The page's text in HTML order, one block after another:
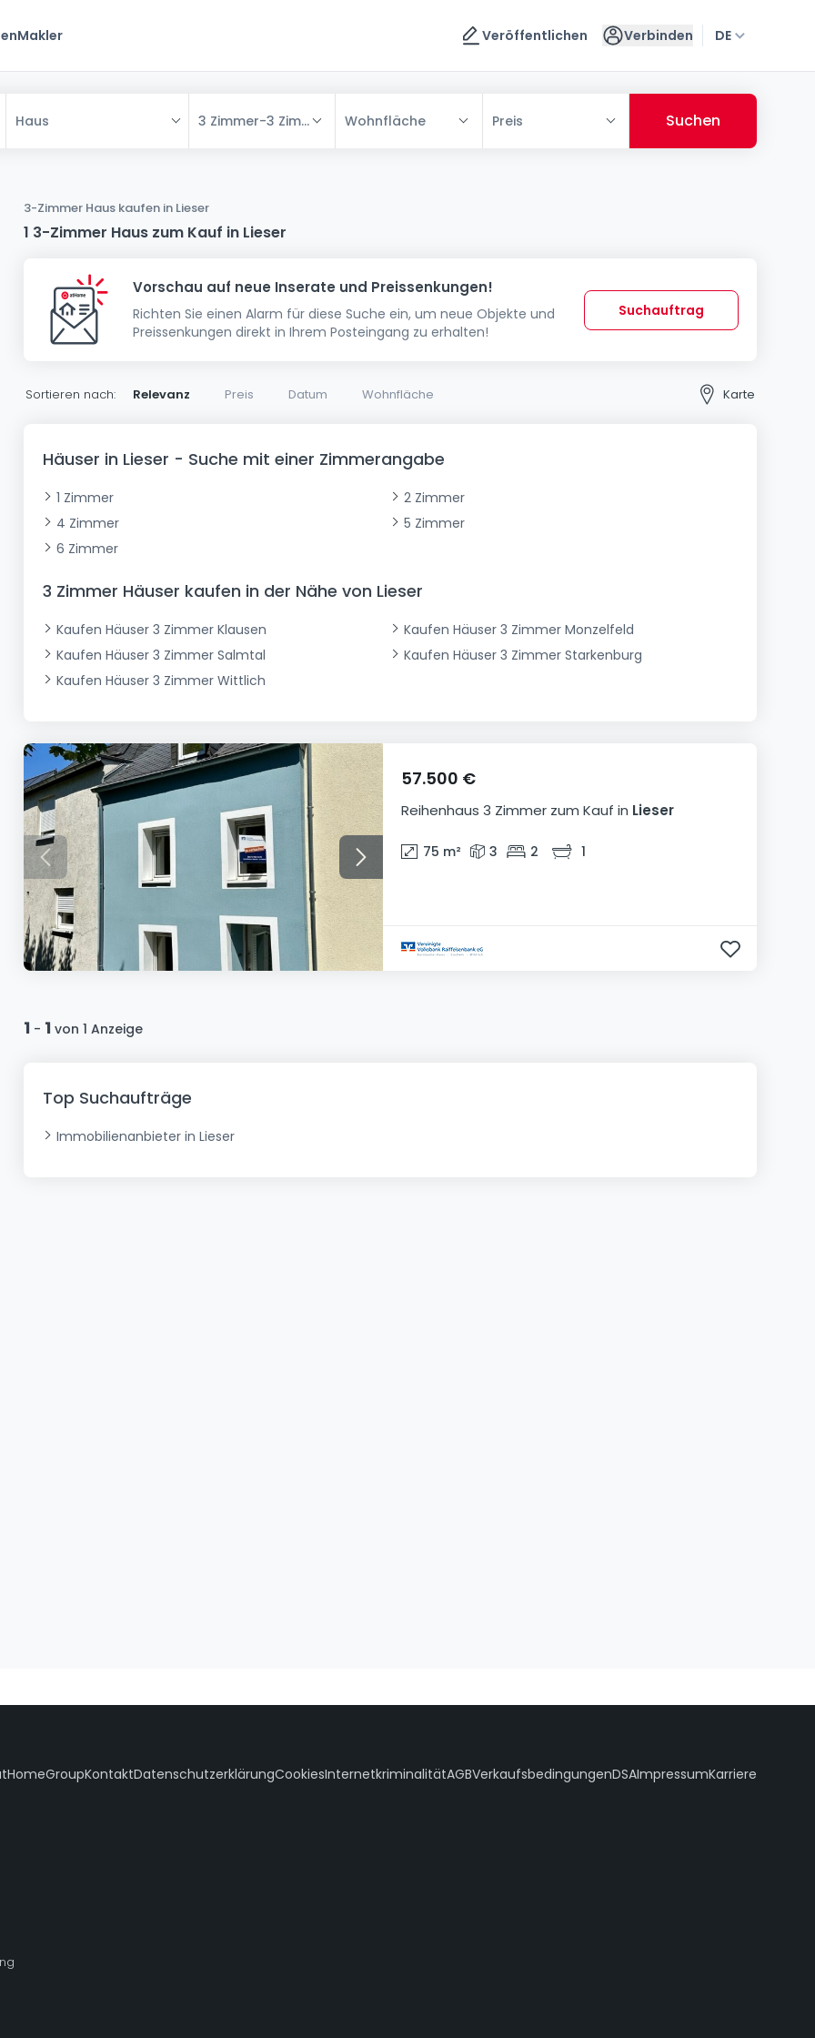
Makler Veröffentlichen Verbinden DE
Haus
Haus
Reihenhaus
Doppelhaushälfte
Herrenhaus
Landhaus
Bungalow
Wohnung
Schlafzimmer
1-Zimmer-Apartment
Maisonnette
Erdgeschoss
Wohnanlage
Wohnsiedlung
Haus bauen
Musterhaus
Renditeobjekt
Gewerbliches Grundstück
Garage - Parkplatz
Gewerbe
Geschäft
Restaurant
3 Zimmer- 3 Zimmer Wohnfläche Preis
3-Zimmer Haus kaufen in Lieser
1 3-Zimmer Haus zum Kauf in Lieser
Vorschau auf neue Inserate und Preissenkungen!
Richten Sie einen Alarm für diese Suche ein, um neue Objekte und
Preissenkungen direkt in Ihrem Posteingang zu erhalten!
Suchauftrag
Sortieren nach: Relevanz Preis Datum Wohnfläche Karte
Häuser in Lieser - Suche mit einer Zimmerangabe
1 Zimmer
2 Zimmer
4 Zimmer
5 Zimmer
6 Zimmer
3 Zimmer Häuser kaufen in der Nähe von Lieser
Kaufen Häuser 3 Zimmer Klausen
Kaufen Häuser 3 Zimmer Monzelfeld
Kaufen Häuser 3 Zimmer Salmtal
Kaufen Häuser 3 Zimmer Starkenburg
Kaufen Häuser 3 Zimmer Wittlich
Reihenhaus 3 Zimmer zum Kauf in Lieser
57.500 €
75 m² 3 2 1
1 - 1 von 1 Anzeige
Top Suchaufträge
Immobilienanbieter in Lieser
KontaktDatenschutzerklärungCookiesInternetkriminalitätAGBVerkaufsbedingungenDSAImpressumKarriere